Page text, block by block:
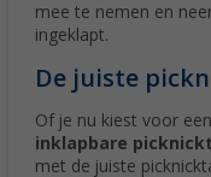
mee te nemen en
ingeklapt.
De juiste
Of je nu kiest voor een
inklapbare
met de juiste